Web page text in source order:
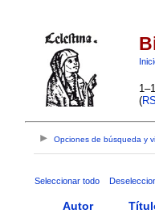
(
Opciones de búsqueda y
Seleccionar todo
Autor